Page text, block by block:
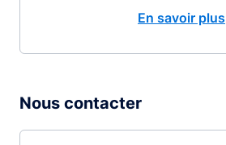
En savoir plus
Nous contacter